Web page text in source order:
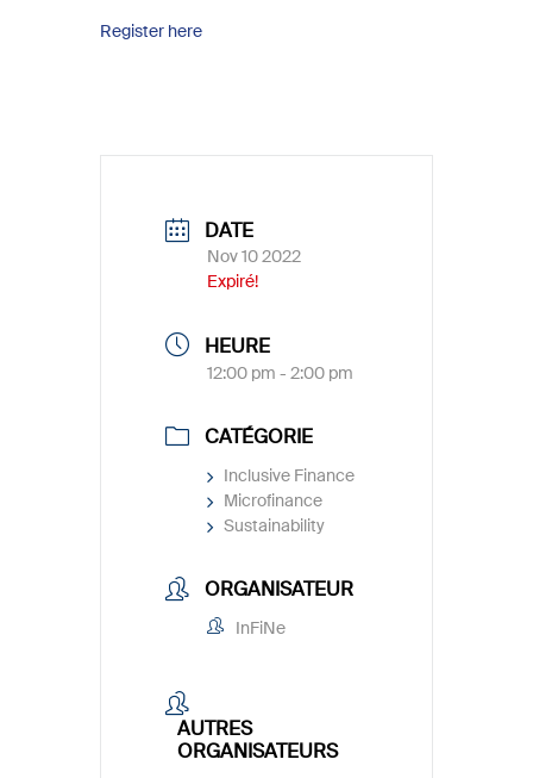
Register here
DATE
Nov 10 2022
Expiré!
HEURE
12:00 pm - 2:00 pm
CATÉGORIE
Inclusive Finance
Microfinance
Sustainability
ORGANISATEUR
InFiNe
AUTRES
ORGANISATEURS